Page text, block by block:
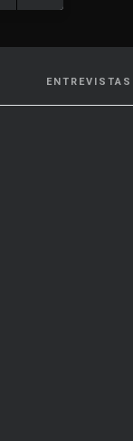
ENTREVISTAS